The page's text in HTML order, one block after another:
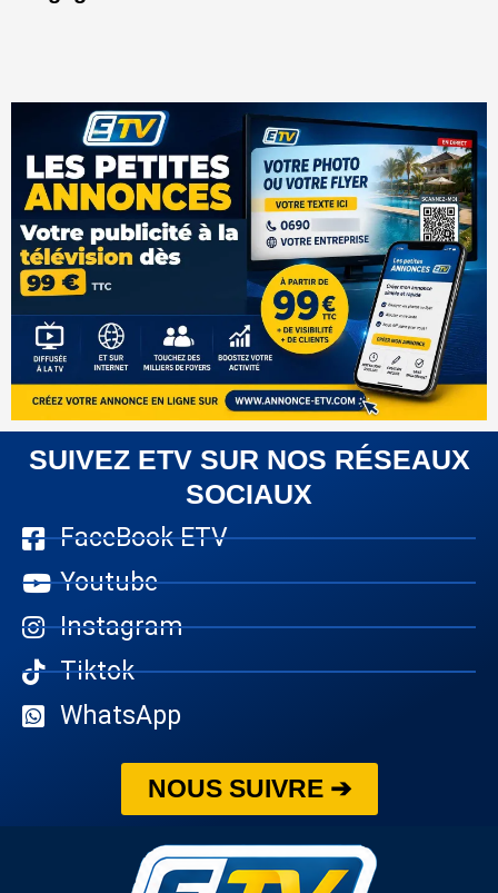
SUIVEZ ETV SUR NOS RÉSEAUX
SOCIAUX
FaceBook ETV
Youtube
Instagram
Tiktok
WhatsApp
NOUS SUIVRE ➔